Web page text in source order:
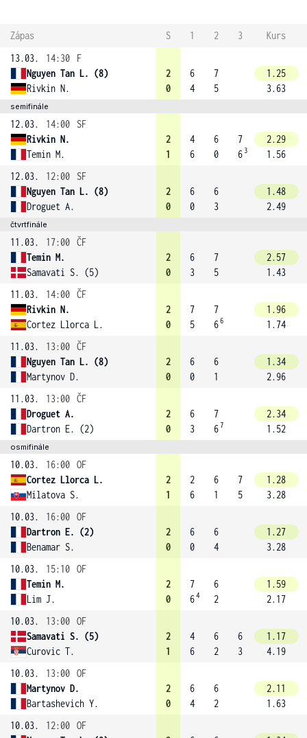
Zápas S 1 2 3
Kurs
13.03.
14:30
F
Nguyen Tan L. (8)
Rivkin N.
2
0
6
4
7
5
1.25
3.63
semifinále
12.03. 14:00
SF
Rivkin N.
Temin M.
2
1
4
6
6
0
7
6 3
2.29
1.56
12.03.
12:00
SF
Nguyen Tan L. (8)
Droguet A.
2
0
6
0
6
3
1.48
2.49
čtvrtfinále
11.03. 17:00 ČF
Temin M.
Samavati S. (5)
2
0
6
3
7
5
2.57
1.43
11.03.
14:00 ČF
Rivkin N.
Cortez Llorca L.
2
0
7
5
7
66
1.96
1.74
11.03.
13:00 ČF
Nguyen Tan L. (8)
Martynov D.
2
0
6
0
6
1
1.34
2.96
11.03.
13:00 ČF
Droguet A.
Dartron E. (2)
2
0
6
3
7
67
2.34
1.52
osmifinále
10.03. 16:00 OF
Cortez Llorca L.
Milatova S.
2
1
2
6
6
1
7
5
1.28
3.28
10.03.
16:00 OF
Dartron E. (2)
Benamar S.
2
0
6
0
6
4
1.27
3.28
10.03.
15:10 OF
Temin M.
Lim J.
2
0
7
64
6
2
1.59
2.17
10.03.
13:00 OF
Samavati S. (5)
Curovic T.
2
1
4
6
6
2
6
3
1.17
4.19
10.03.
13:00 OF
Martynov D.
Bartashevich Y.
2
0
6
4
6
2
2.11
1.63
10.03.
12:00 OF